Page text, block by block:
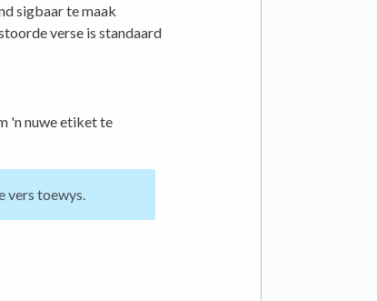
sigbaar te maak
verse is standaard
'n nuwe etiket te
vers toewys.